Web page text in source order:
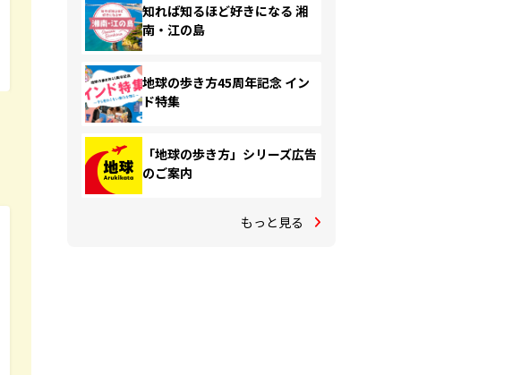
知れば知るほど好きになる 湘
南・江の島
地球の歩き方45周年記念 イン
ド特集
「地球の歩き方」シリーズ広告
のご案内
もっと見る